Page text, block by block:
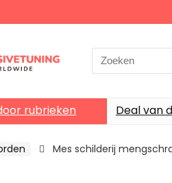
Search
for:
rubrieken Deal van
Mes schilderij